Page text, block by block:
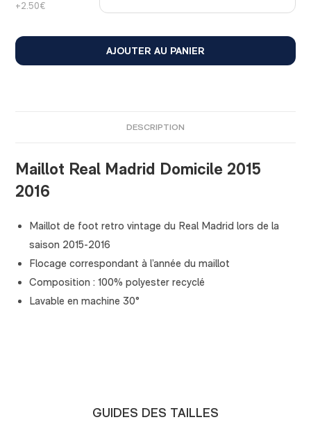
+2.50€
AJOUTER AU PANIER
DESCRIPTION
Maillot Real Madrid Domicile 2015
2016
Maillot de foot retro vintage du Real Madrid lors de la
saison 2015-2016
Flocage correspondant à l’année du maillot
Composition : 100% polyester recyclé
Lavable en machine 30°
GUIDES DES TAILLES